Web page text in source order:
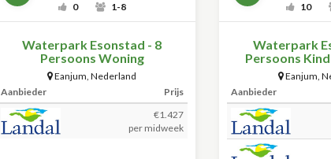
0 1-8
Waterpark Esonstad - 8
Persoons Woning
Eanjum,Nederland
Aanbieder
Prijs
€1.427
per midweek
10
Waterpark
Persoons
Eanjum,
Aanbieder